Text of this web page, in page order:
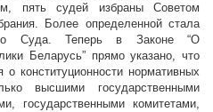
пять судей избраны Советом
Более определенной стала
Суда. Теперь в Законе “О
Беларусь” прямо указано, что
конституционности нормативных
высшими государственными
государственными комитетами,